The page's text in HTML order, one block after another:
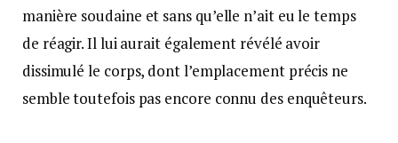
manière soudaine et sans qu’elle n’ait eu le temps
de réagir. Il lui aurait également révélé avoir
dissimulé le corps, dont l’emplacement précis ne
semble toutefois pas encore connu des enquêteurs.